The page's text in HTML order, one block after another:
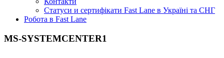
Статуси и сертифікати Fast Lane в Україні та СНГ
Робота в Fast Lane
MS-SYSTEMCENTER1